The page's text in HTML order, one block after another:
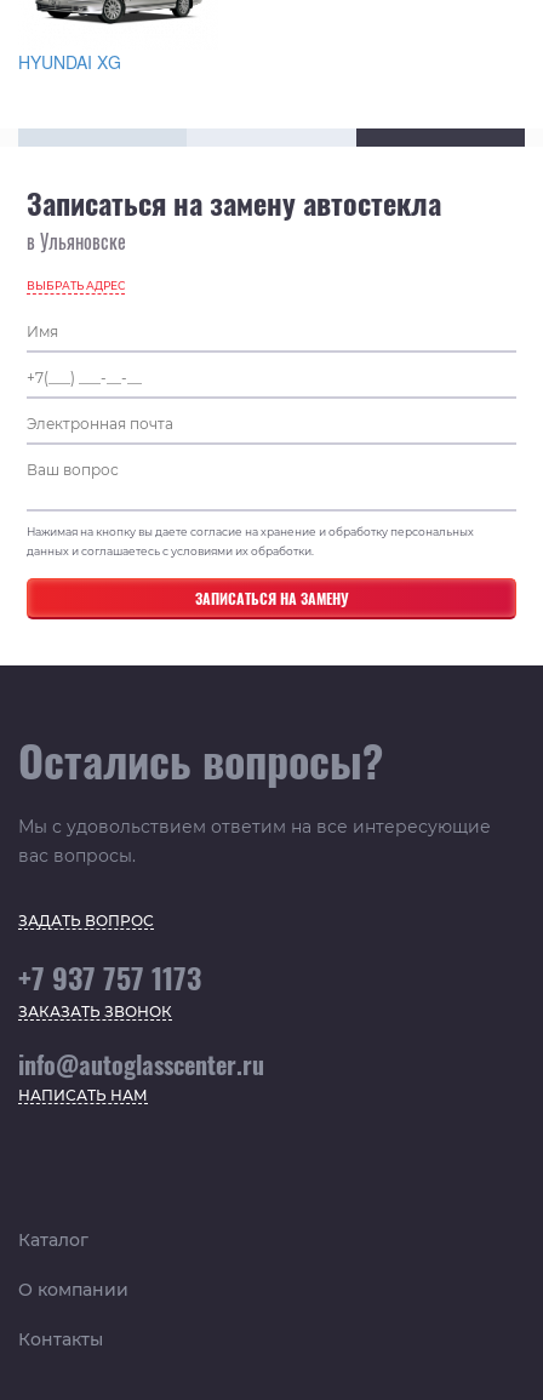
HYUNDAI XG
Записаться на замену автостекла
в Ульяновске
ВЫБРАТЬ АДРЕС
Нажимая на кнопку вы даете согласие на хранение и обработку персональных
данных и соглашаетесь с условиями их обработки.
Остались вопросы?
Мы с удовольствием ответим на все интересующие
вас вопросы.
ЗАДАТЬ ВОПРОС
+7 937 757 1173
ЗАКАЗАТЬ ЗВОНОК
info@autoglasscenter.ru
НАПИСАТЬ НАМ
Каталог
О компании
Контакты